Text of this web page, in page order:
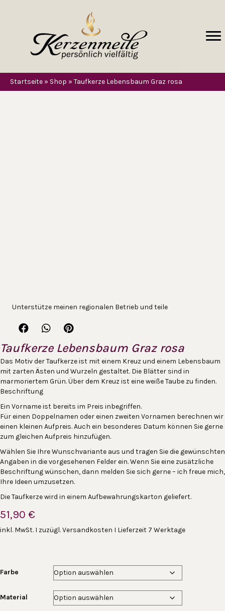
Startseite » Shop » Taufkerze Lebensbaum Graz rosa
Unterstütze meinen regionalen Betrieb und teile
Taufkerze Lebensbaum Graz rosa
Das Motiv der Taufkerze ist mit einem Kreuz und einem Lebensbaum
mit zarten Ästen und Wurzeln gestaltet. Die Blätter sind in
marmoriertem Grün. Über dem Kreuz ist eine weiße Taube zu finden.
Beschriftung
Ein Vorname ist bereits im Preis inbegriffen.
Für einen Doppelnamen oder einen zweiten Vornamen berechnen wir
einen kleinen Aufpreis. Auch ein besonderes Datum können Sie gerne
zum gleichen Aufpreis hinzufügen.
Wählen Sie Ihre Wunschvariante aus und tragen Sie die gewünschten
Angaben in die vorgesehenen Felder ein. Wenn Sie eine zusätzliche
Beschriftung wünschen, dann melden Sie sich gerne – ich freue mich,
Ihre Ideen umzusetzen.
Die Taufkerze wird in einem Aufbewahrungskarton geliefert.
51,90 €
inkl. MwSt. I zuzügl. Versandkosten I Lieferzeit 7 Werktage
Farbe
Material